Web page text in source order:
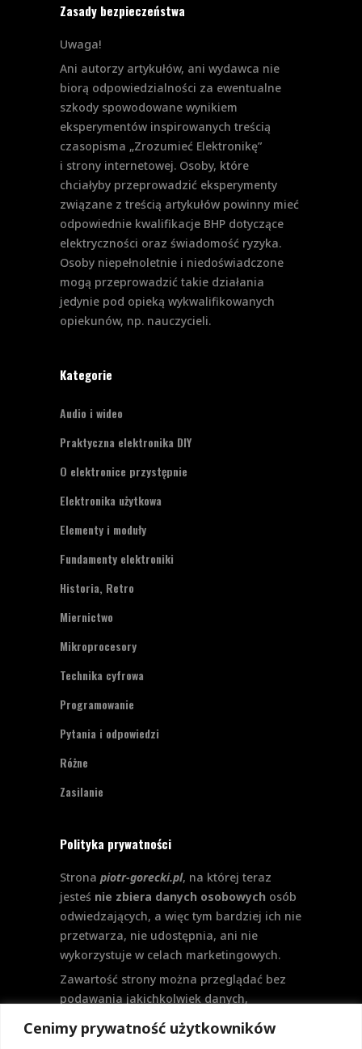
Cenimy prywatność użytkowników
Zasady bezpieczeństwa
Uwaga!
Ani autorzy artykułów, ani wydawca nie
biorą odpowiedzialności za ewentualne
szkody spowodowane wynikiem
eksperymentów inspirowanych treścią
czasopisma „Zrozumieć Elektronikę”
i strony internetowej. Osoby, które
chciałyby przeprowadzić eksperymenty
związane z treścią artykułów powinny mieć
odpowiednie kwalifikacje BHP dotyczące
elektryczności oraz świadomość ryzyka.
Osoby niepełnoletnie i niedoświadczone
mogą przeprowadzić takie działania
jedynie pod opieką wykwalifikowanych
opiekunów, np. nauczycieli.
Kategorie
Audio i wideo
Praktyczna elektronika DIY
O elektronice przystępnie
Elektronika użytkowa
Elementy i moduły
Fundamenty elektroniki
Historia, Retro
Miernictwo
Mikroprocesory
Technika cyfrowa
Programowanie
Pytania i odpowiedzi
Różne
Zasilanie
Polityka prywatności
Strona piotr-gorecki.pl, na której teraz
jesteś nie zbiera danych osobowych osób
odwiedzających, a więc tym bardziej ich nie
przetwarza, nie udostępnia, ani nie
wykorzystuje w celach marketingowych.
Zawartość strony można przeglądać bez
podawania jakichkolwiek danych,
logowanie. Aktualnie na stronie nie